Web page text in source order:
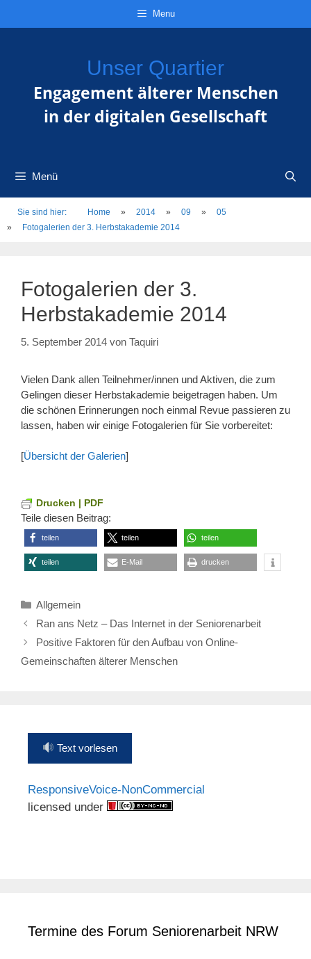
Menu
Unser Quartier
Engagement älterer Menschen
in der digitalen Gesellschaft
Menü
Sie sind hier: Home » 2014 » 09 »
05
»
Fotogalerien der 3. Herbstakademie 2014
Fotogalerien der 3.
Herbstakademie 2014
5. September 2014 von Taquiri
Vielen Dank allen Teilnehmer/innen und Aktiven, die zum
Gelingen dieser Herbstakademie beigetragen haben. Um
die schönen Erinnerungen noch einmal Revue passieren zu
lassen, haben wir einige Fotogalerien für Sie vorbereitet:
[Übersicht der Galerien]
Drucken | PDF
Teile diesen Beitrag:
teilen teilen teilen
teilen E-Mail drucken
Kategorien
Allgemein
Ran ans Netz – Das Internet in der Seniorenarbeit
Positive Faktoren für den Aufbau von Online-
Gemeinschaften älterer Menschen
Text vorlesen
ResponsiveVoice-NonCommercial
licensed under
Termine des Forum Seniorenarbeit NRW